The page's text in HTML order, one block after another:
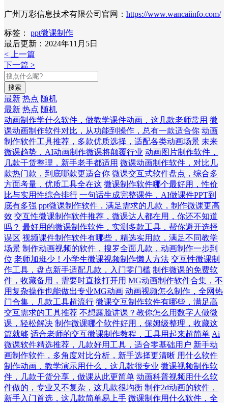
广州万彩信息技术有限公司官网： https://www.wancaiinfo.com/
标签：
ppt微课制作
最后更新：2024年11月5日
< 上一篇
下一篇 >
搜索
最新 热点 随机
最新 热点 随机
动画制作学什么软件，做教学课件动画，这几款老师常用 微
课动画制作软件对比，从功能到操作，总有一款适合你 动画
制作软件工具推荐，多款优质选择，适配各类动画场景 未来
微课趋势，AI动画制作微课将颠覆行业 动画图片制作软件，
几款干货整理，新手老手都适用 微课动画制作软件，对比几
款热门款，到底哪款更适合你 微课交互式软件盘点，综合多
方面考量，优质工具全在这 微课制作软件哪个最好用，性价
比与实用性综合排行 一句话生成完整课件，AI做课件PPT到
底有多强 ppt微课制作软件，满足需求的几款，制作微课更高
效 交互性微课制作软件推荐，微课达人都在用，你还不知道
吗？ 最好用的微课制作软件，实测多款工具，帮你避开选择
误区 视频课件制作软件有哪些，精选实用款，满足不同教学
场景 制作动画视频的软件，搜罗全面几款，动画制作一步到
位 老师加班少！小学生微课视频制作懒人方法 交互性微课制
作工具，盘点新手适配几款，入门零门槛 制作微课的免费软
件，收藏备用，需要时直接打开用 MG动画制作软件合集，不
用复杂操作也能做出专业MG动画 动画视频怎么制作，全网热
门合集，几款工具超流行 微课交互制作软件有哪些，满足高
交互需求的工具推荐 不想露脸讲课？教你怎么用数字人做微
课，轻松解决 制作微课哪个软件好用，保姆级整理，收藏这
篇就够 适合老师的交互微课制作教程，工具用起来超简单 Ai
微课软件精选推荐，几款好用工具，适合零基础用户 新手动
画制作软件，多角度对比分析，新手选择更清晰 用什么软件
制作动画，教学演示用什么，这几款很专业 微课视频制作软
件，几款干货分享，做课从此更简单 动画科普视频用什么软
件做的，专业又不复杂，这几款很均衡 制作2d动画的软件，
新手入门首选，这几款简单易上手 微课制作用什么软件，全